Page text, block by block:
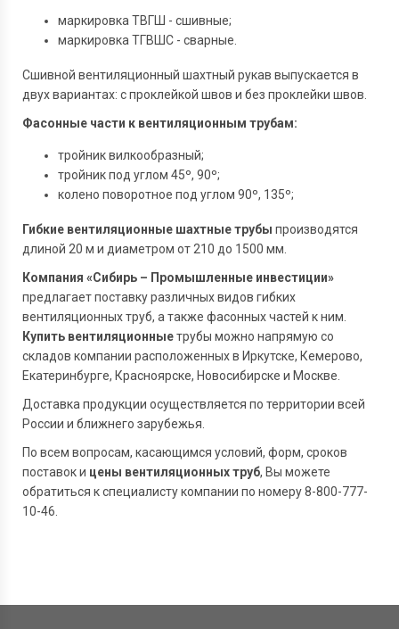
маркировка ТВГШ - сшивные;
маркировка ТГВШС - сварные.
Сшивной вентиляционный шахтный рукав выпускается в
двух вариантах: с проклейкой швов и без проклейки швов.
Фасонные части к вентиляционным трубам:
тройник вилкообразный;
тройник под углом 45º, 90º;
колено поворотное под углом 90º, 135º;
Гибкие вентиляционные шахтные трубы производятся
длиной 20 м и диаметром от 210 до 1500 мм.
Компания «Сибирь – Промышленные инвестиции»
предлагает поставку различных видов гибких
вентиляционных труб, а также фасонных частей к ним.
Купить вентиляционныетрубы можно напрямую со
складов компании расположенных в Иркутске, Кемерово,
Екатеринбурге, Красноярске, Новосибирске и Москве.
Доставка продукции осуществляется по территории всей
России и ближнего зарубежья.
По всем вопросам, касающимся условий, форм, сроков
поставок и цены вентиляционных труб, Вы можете
обратиться к специалисту компании по номеру 8-800-777-
10-46.